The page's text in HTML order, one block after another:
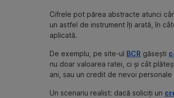
Cifrele pot părea abstracte atunci
un astfel de instrument îți arată, în
aplicată.
De exemplu, pe site-ul BCR găsești
nu doar valoarea ratei, ci și cât
ani, sau un credit de nevoi personale
Un scenariu realist: dacă soliciți un